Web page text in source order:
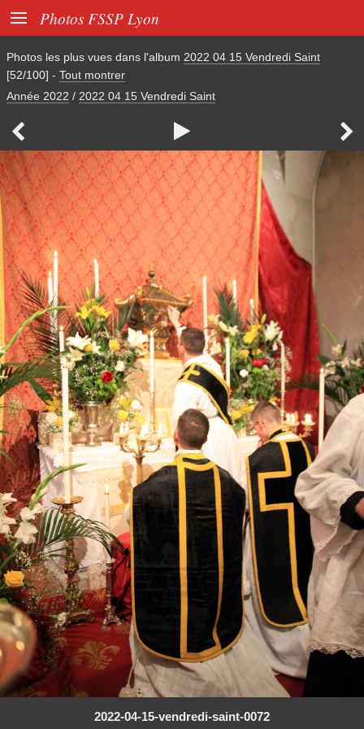
 Photos FSSP Lyon
Photos les plus vues dans l'album 2022 04 15 Vendredi Saint
[52/100] - Tout montrer
Année 2022 / 2022 04 15 Vendredi Saint
  
2022-04-15-vendredi-saint-0072